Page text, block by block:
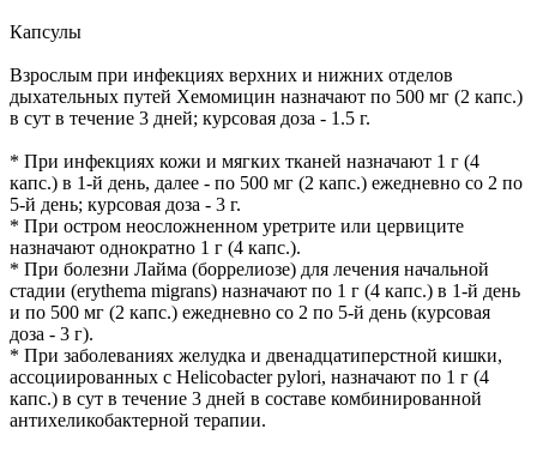
Капсулы
Взрослым при инфекциях верхних и нижних отделов
дыхательных путей Хемомицин назначают по 500 мг (2 капс.)
в сут в течение 3 дней; курсовая доза - 1.5 г.
* При инфекциях кожи и мягких тканей назначают 1 г (4
капс.) в 1-й день, далее - по 500 мг (2 капс.) ежедневно со 2 по
5-й день; курсовая доза - 3 г.
* При остром неосложненном уретрите или цервиците
назначают однократно 1 г (4 капс.).
* При болезни Лайма (боррелиозе) для лечения начальной
стадии (erythema migrans) назначают по 1 г (4 капс.) в 1-й день
и по 500 мг (2 капс.) ежедневно со 2 по 5-й день (курсовая
доза - 3 г).
* При заболеваниях желудка и двенадцатиперстной кишки,
ассоциированных с Helicobacter pylori, назначают по 1 г (4
капс.) в сут в течение 3 дней в составе комбинированной
антихеликобактерной терапии.